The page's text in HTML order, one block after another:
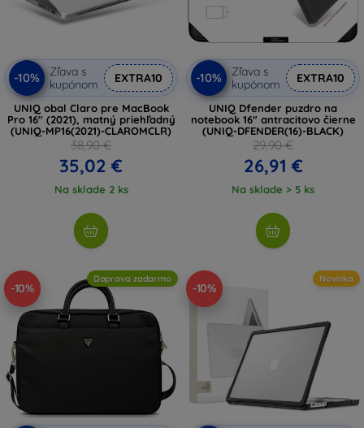
-10%
Zľava s
kupónom
EXTRA10
UNIQ obal Claro pre MacBook
Pro 16" (2021), matný priehľadný
(UNIQ-MP16(2021)-CLAROMCLR)
38,90 €
35,02 €
Na sklade 2 ks
-10%
Zľava s
kupónom
EXTRA10
UNIQ Dfender puzdro na
notebook 16" antracitovo čierne
(UNIQ-DFENDER(16)-BLACK)
29,90 €
26,91 €
Na sklade > 5 ks
-10%
Doprava zadarmo
-10%
Novinka